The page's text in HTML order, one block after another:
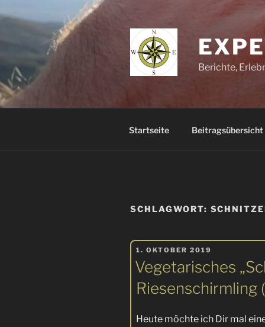
Inhalt
Berichte,
Startseite Beitragsübersicht
SCHLAGWORT:
VERÖFFENTLICHT
AM
1. OKTOBER 2019
Vegetarisches
Riesenschirmling
Heute möchte ich Dir mal